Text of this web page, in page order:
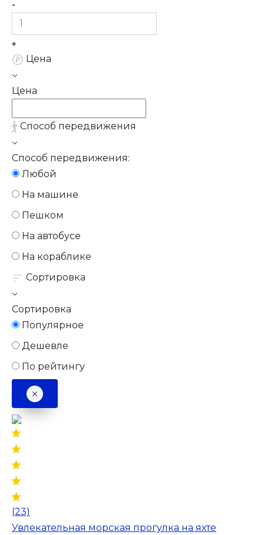
Цена
Цена
Способ передвижения
Способ передвижения:
Любой
На машине
Пешком
На автобусе
На кораблике
Сортировка
Сортировка
Популярное
Дешевле
По рейтингу
(23)
Увлекательная морская прогулка на яхте